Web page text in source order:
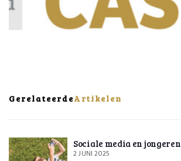
GerelateerdeArtikelen
Sociale media en jongeren
2 JUNI 2025